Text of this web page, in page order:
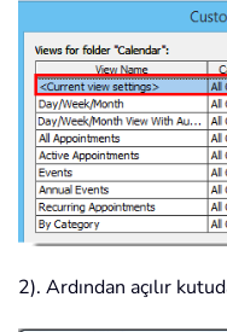
2). Ardından açılır